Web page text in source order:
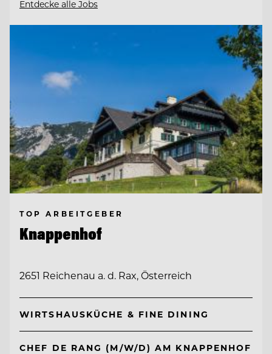
Entdecke alle Jobs
TOP ARBEITGEBER
Knappenhof
2651 Reichenau a. d. Rax, Österreich
WIRTSHAUSKÜCHE & FINE DINING
CHEF DE RANG (M/W/D) AM KNAPPENHOF